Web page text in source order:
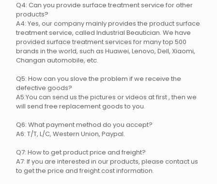
Q4: Can you provide surface treatment service for other
products?
A4: Yes, our company mainly provides the product surface
treatment service, called Industrial Beautician. We have
provided surface treatment services for many top 500
brands in the world, such as Huawei, Lenovo, Dell, Xiaomi,
Changan automobile, etc.
Q5: How can you slove the problem if we receive the
defective goods?
A5:You can send us the pictures or videos at first , then we
will send free replacement goods to you.
Q6: What payment method do you accept?
A6: T/T, L/C, Western Union, Paypal.
Q7: How to get product price and freight?
A7: If you are interested in our products, please contact us
to get the price and freight cost information.